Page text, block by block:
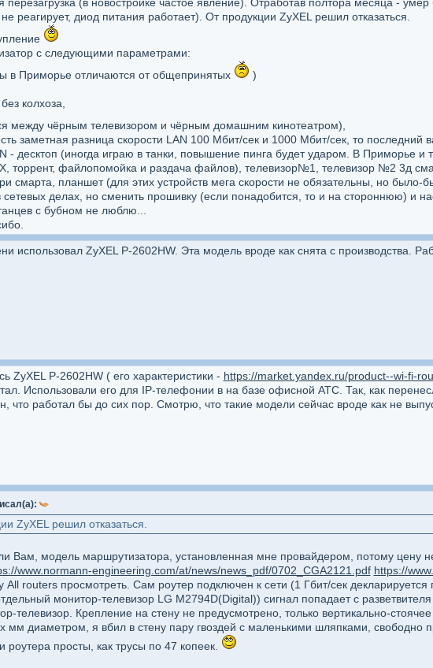
реагирует, диод питания работает). От продукции ZyXEL решил отказаться.
с следующими параметрами:
в Приморье отличаются от общепринятых
)
колхоза,
между чёрным телевизором и чёрным домашним кинотеатром),
заметная разница скорости LAN 100 Мбит/сек и 1000 Мбит/сек, то последний
- десктоп (иногда играю в танки, повышение пинга будет ударом. В Приморье
торрент, файлопомойка и раздача файлов), телевизор№1, телевизор №2 3д
смарта, планшет (для этих устройств мега скорости не обязательны, но было-
делах, но сменить прошивку (если понадобится, то и на стороннюю) и
с бубном не люблю...
использовал ZyXEL P-2602HW. Эта модель вроде как снята с производства.
ZyXEL P-2602HW ( его характеристики - https://market.yandex.ru/product--wi-fi-
Использовали его для IP-телефонии в на базе офисной АТС. Так, как
что работал бы до сих пор. Смотрю, что такие модели сейчас вроде как не
ZyXEL решил отказаться.
Вам, модель маршрутизатора, установленная мне провайдером, потому цену
www.normann-engineering.com/at/news/news_pdf/0702_CGA2121.pdf https://
routers просмотреть. Сам роутер подключен к сети (1 Гбит/сек
монитор-телевизор LG M2794D(Digital)) сигнал попадает с
телевизор. Крепление на стену не предусмотрено, только вертикально-
мм диаметром, я вбил в стену пару гвоздей с маленькими шляпками, свободно
роутера просты, как трусы по 47 копеек.